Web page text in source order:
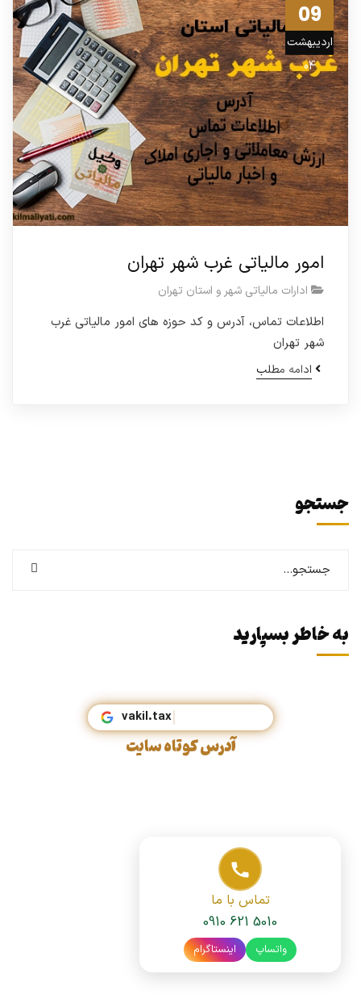
09
اردیبهشت
04
امور مالیاتی غرب شهر تهران
ادارات مالیاتی شهر و استان تهران
اطلاعات تماس، آدرس و کد حوزه های امور مالیاتی غرب
شهر تهران
ادامه مطلب
جستجو
به خاطر بسپارید
vakil.tax
آدرس کوتاه سایت
تماس با ما
0910 621 5010
واتساپ اینستاگرام